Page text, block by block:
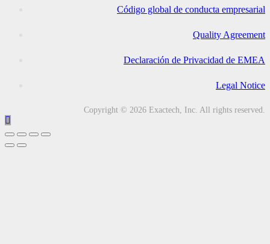
Código global de conducta empresarial
Quality Agreement
Declaración de Privacidad de EMEA
Legal Notice
Copyright © 2026 Exactech, Inc. All rights reserved.